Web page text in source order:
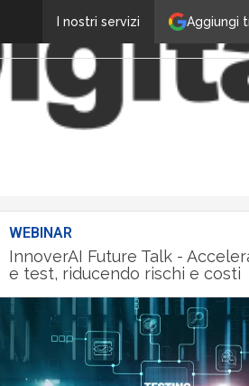
Aggiungi
I nostri servizi
WEBINAR
InnoverAI Future Talk -
e test, riducendo rischi e costi